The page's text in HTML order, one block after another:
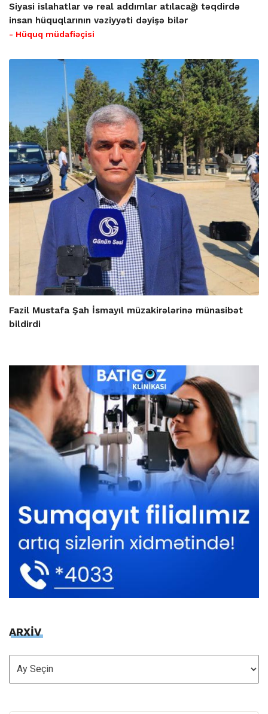
Siyasi islahatlar və real addımlar atılacağı təqdirdə
insan hüquqlarının vəziyyəti dəyişə bilər
- Hüquq müdafiəçisi
Fazil Mustafa Şah İsmayıl müzakirələrinə münasibət
bildirdi
ARXİV
ARXİV